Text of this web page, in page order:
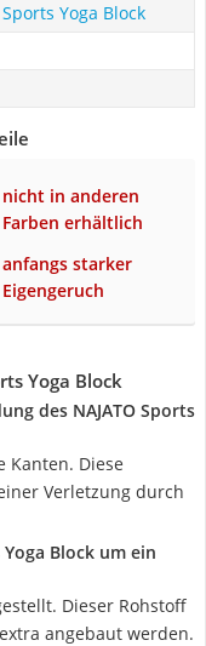
Yoga Block
nicht in anderen
Farben erhältlich
anfangs starker
Eigengeruch
Yoga Block
des NAJATO Sports
Kanten. Diese
Verletzung durch
Block um ein
Dieser Rohstoff
angebaut werden.